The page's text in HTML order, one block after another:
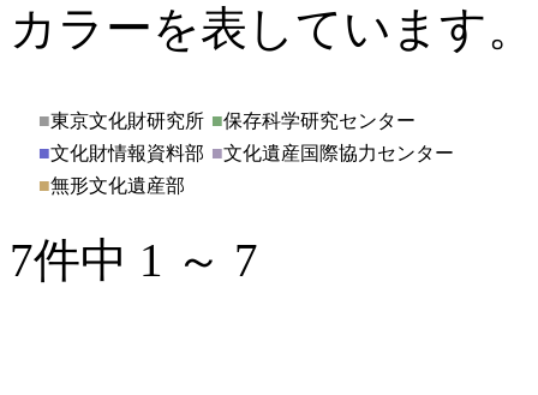
カラーを表しています。
■東京文化財研究所 ■保存科学研究センター
■文化財情報資料部 ■文化遺産国際協力センター
■無形文化遺産部
7件中 1 ～ 7